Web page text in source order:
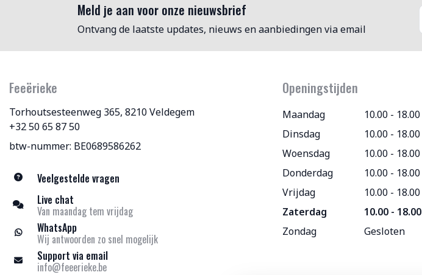
Meld je aan voor onze nieuwsbrief
Ontvang de laatste updates, nieuws en aanbiedingen via email
Feeërieke
Torhoutsesteenweg 365, 8210 Veldegem
+32 50 65 87 50
btw-nummer: BE0689586262
Veelgestelde vragen
Live chat
Van maandag tem vrijdag
WhatsApp
Wij antwoorden zo snel mogelijk
Support via email
info@feeerieke.be
Openingstijden
Maandag
10.00 - 18.00
Dinsdag
10.00 - 18.00
Woensdag
10.00 - 18.00
Donderdag
10.00 - 18.00
Vrijdag
10.00 - 18.00
Zaterdag
10.00 - 18.00
Zondag
Gesloten